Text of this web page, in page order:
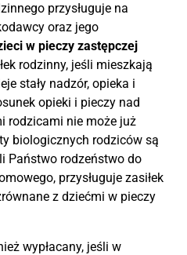
przysługuje na
oraz jego
w pieczy zastępczej
rodzinny, jeśli mieszkają
stały nadzór, opieka i
opieki i pieczy nad
rodzicami nie może już
biologicznych rodziców są
Państwo rodzeństwo do
przysługuje zasiłek
z dziećmi w pieczy
wypłacany, jeśli w